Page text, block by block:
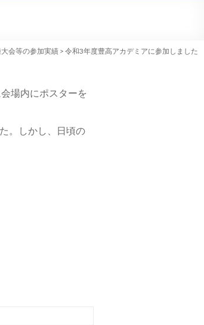
会等の参加実績 > 令和3年度豊高アカデミアに参加しました
場内にポスターを
。しかし、日頃の